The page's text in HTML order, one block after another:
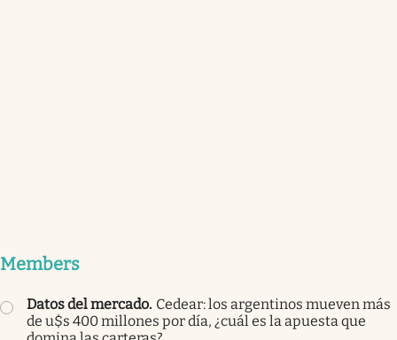
Members
Datos del mercado. Cedear: los argentinos mueven más
de u$s 400 millones por día, ¿cuál es la apuesta que